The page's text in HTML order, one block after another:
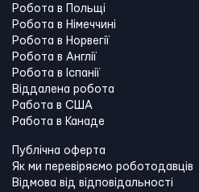
Робота в Польщі
Робота в Німеччині
Робота в Норвегії
Робота в Англії
Робота в Іспанії
Віддалена робота
Работа в США
Работа в Канадe
Публічна оферта
Як ми перевіряємо роботодавців
Відмова від відповідальності